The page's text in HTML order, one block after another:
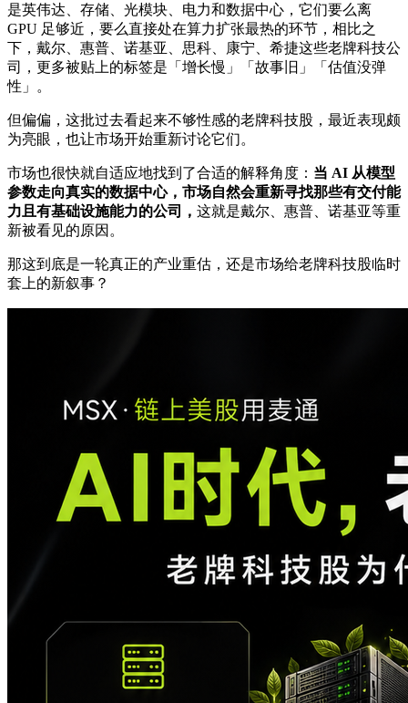
是英伟达、存储、光模块、电力和数据中心，它们要么离
GPU 足够近，要么直接处在算力扩张最热的环节，相比之
下，戴尔、惠普、诺基亚、思科、康宁、希捷这些老牌科技公
司，更多被贴上的标签是「增长慢」「故事旧」「估值没弹
性」。
但偏偏，这批过去看起来不够性感的老牌科技股，最近表现颇
为亮眼，也让市场开始重新讨论它们。
市场也很快就自适应地找到了合适的解释角度： 当 AI 从模型
参数走向真实的数据中心，市场自然会重新寻找那些有交付能
力且有基础设施能力的公司， 这就是戴尔、惠普、诺基亚等重
新被看见的原因。
那这到底是一轮真正的产业重估，还是市场给老牌科技股临时
套上的新叙事？